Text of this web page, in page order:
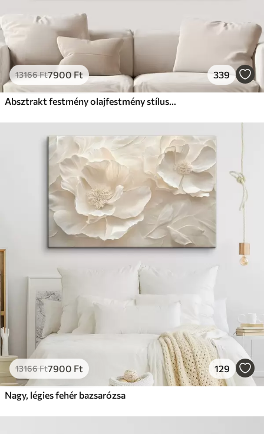
13166Ft7900Ft 339
Absztrakt festmény olajfestmény stílusban
13166Ft7900 Ft 129
Nagy, légies fehér bazsarózsa